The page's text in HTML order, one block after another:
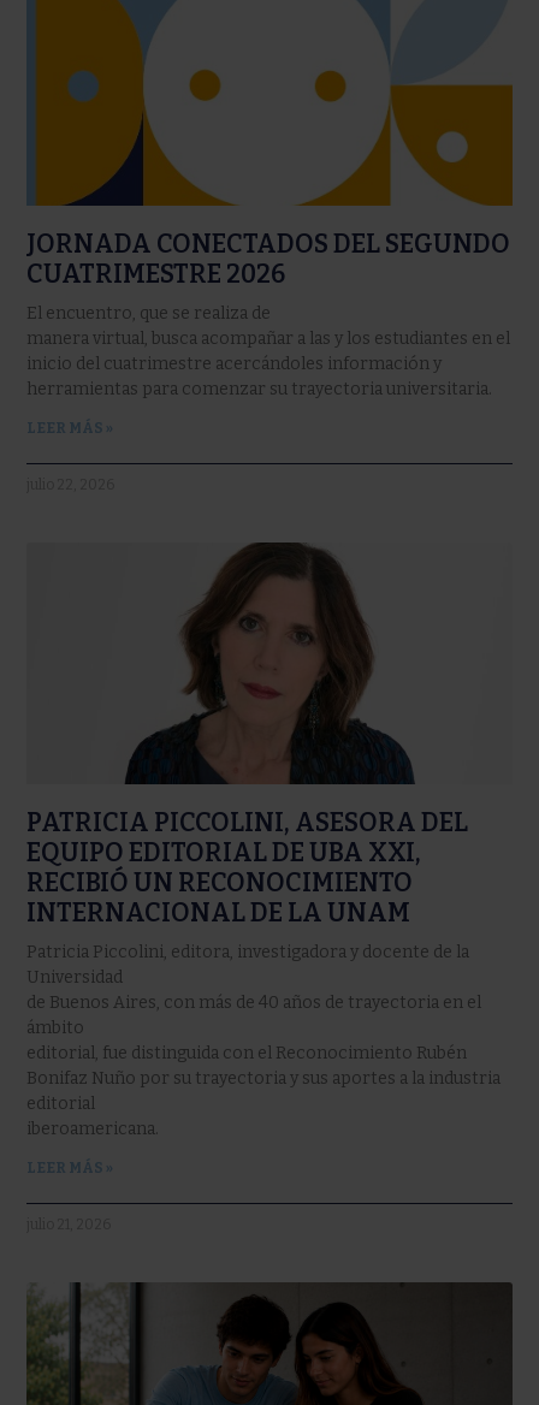
JORNADA CONECTADOS DEL SEGUNDO
CUATRIMESTRE 2026
El encuentro, que se realiza de
manera virtual, busca acompañar a las y los estudiantes en el
inicio del cuatrimestre acercándoles información y
herramientas para comenzar su trayectoria universitaria.
LEER MÁS »
PATRICIA PICCOLINI, ASESORA DEL
EQUIPO EDITORIAL DE UBA XXI,
RECIBIÓ UN RECONOCIMIENTO
INTERNACIONAL DE LA UNAM
Patricia Piccolini, editora, investigadora y docente de la
Universidad
de Buenos Aires, con más de 40 años de trayectoria en el
ámbito
editorial, fue distinguida con el Reconocimiento Rubén
Bonifaz Nuño por su trayectoria y sus aportes a la industria
editorial
iberoamericana.
LEER MÁS »